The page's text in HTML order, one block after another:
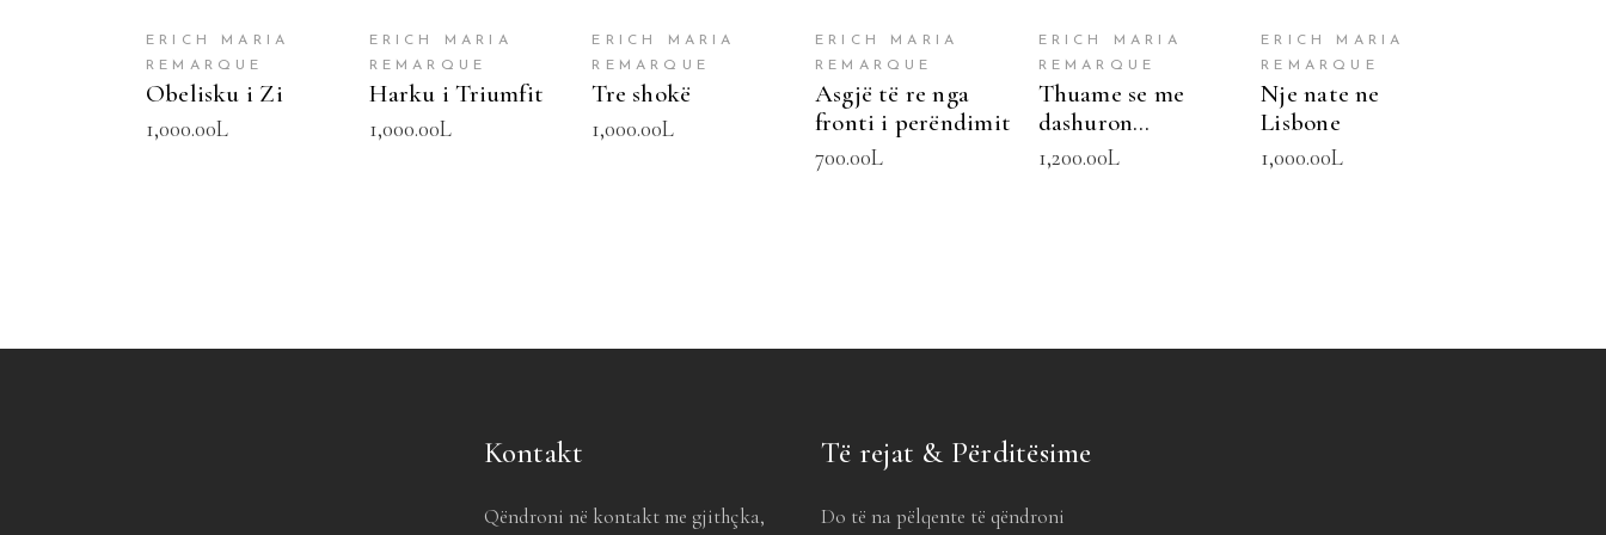
ERICH MARIA
REMARQUE
Obelisku i Zi
1,000.00L
ERICH MARIA
REMARQUE
Harku i Triumfit
1,000.00L
ERICH MARIA
REMARQUE
Tre shokë
1,000.00L
ERICH MARIA
REMARQUE
Asgjë të re nga
fronti i perëndimit
700.00L
ERICH MARIA
REMARQUE
Thuame se me
dashuron…
1,200.00L
ERICH MARIA
REMARQUE
Nje nate ne
Lisbone
1,000.00L
Kontakt
Qëndroni në kontakt me gjithçka,
Të rejat & Përditësime
Do të na pëlqente të qëndroni